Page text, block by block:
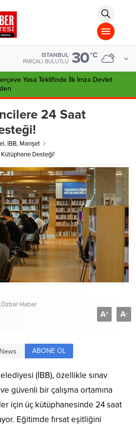
İSTANBUL
PARÇALI BULUTLU 30°C
Yasa Teklifinde İlk İmza Devlet
24 Saat
, İBB, Manşet
Desteği!
Özbar Haber
A+ A-
ABONE OL
(İBB), özellikle sınav
güvenli bir çalışma ortamına
için üç kütüphanesinde 24 saat
Eğitimde fırsat eşitliğini